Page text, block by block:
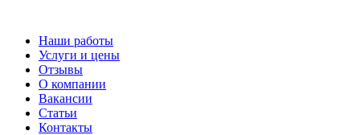
Наши работы
Услуги и цены
Отзывы
О компании
Вакансии
Статьи
Контакты